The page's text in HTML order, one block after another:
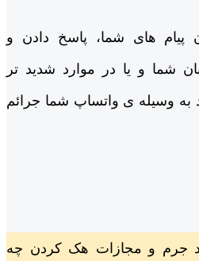
پیام های شما، پاسخ دادن و
شما و یا در موارد شدید تر
وسیله ی واتساپ شما جرائم
جرم و مجازات هک کردن چه